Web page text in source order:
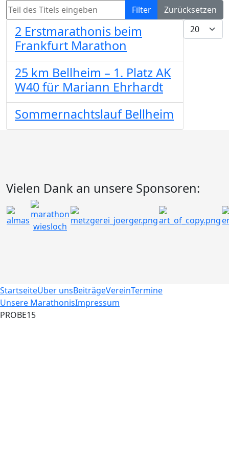
Teil des Titels eingeben Filter
Zurücksetzen
Anzeige #
2 Erstmarathonis beim
Frankfurt Marathon
25 km Bellheim – 1. Platz AK
W40 für Mariann Ehrhardt
Sommernachtslauf Bellheim
Vielen Dank an unsere Sponsoren:
StartseiteÜber unsBeiträgeVereinTermine
Unsere MarathonisImpressum